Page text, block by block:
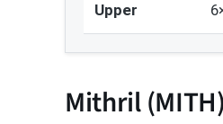
Upper
Mithril